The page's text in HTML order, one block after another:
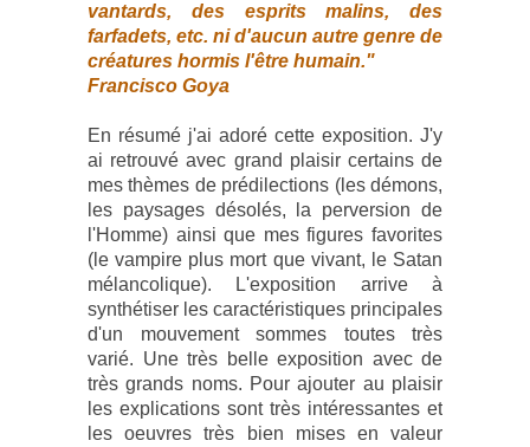
vantards, des esprits malins, des
farfadets, etc. ni d'aucun autre genre de
créatures hormis l'être humain."
Francisco Goya
En résumé j'ai adoré cette exposition. J'y
ai retrouvé avec grand plaisir certains de
mes thèmes de prédilections (les démons,
les paysages désolés, la perversion de
l'Homme) ainsi que mes figures favorites
(le vampire plus mort que vivant, le Satan
mélancolique).
L'exposition arrive à
synthétiser les caractéristiques principales
d'un mouvement sommes toutes très
varié. Une très belle exposition avec de
très grands noms. Pour ajouter au plaisir
les explications sont très intéressantes et
les oeuvres très bien mises en valeur